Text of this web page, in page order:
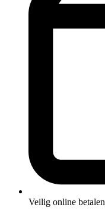
Veilig online betalen